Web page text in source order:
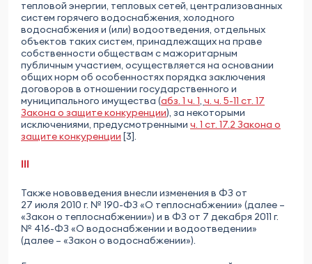
тепловой энергии, тепловых сетей, централизованных
систем горячего водоснабжения, холодного
водоснабжения и (или) водоотведения, отдельных
объектов таких систем, принадлежащих на праве
собственности обществам с мажоритарным
публичным участием, осуществляется на основании
общих норм об особенностях порядка заключения
договоров в отношении государственного и
муниципального имущества (абз. 1 ч. 1, ч. ч. 5-11 ст. 17
Закона о защите конкуренции), за некоторыми
исключениями, предусмотренными ч. 1 ст. 17.2 Закона о
защите конкуренции [3].
III
Также нововведения внесли изменения в ФЗ от
27 июля 2010 г. № 190-ФЗ «О теплоснабжении» (далее –
«Закон о теплоснабжении») и в ФЗ от 7 декабря 2011 г.
№ 416-ФЗ «О водоснабжении и водоотведении»
(далее – «Закон о водоснабжении»).